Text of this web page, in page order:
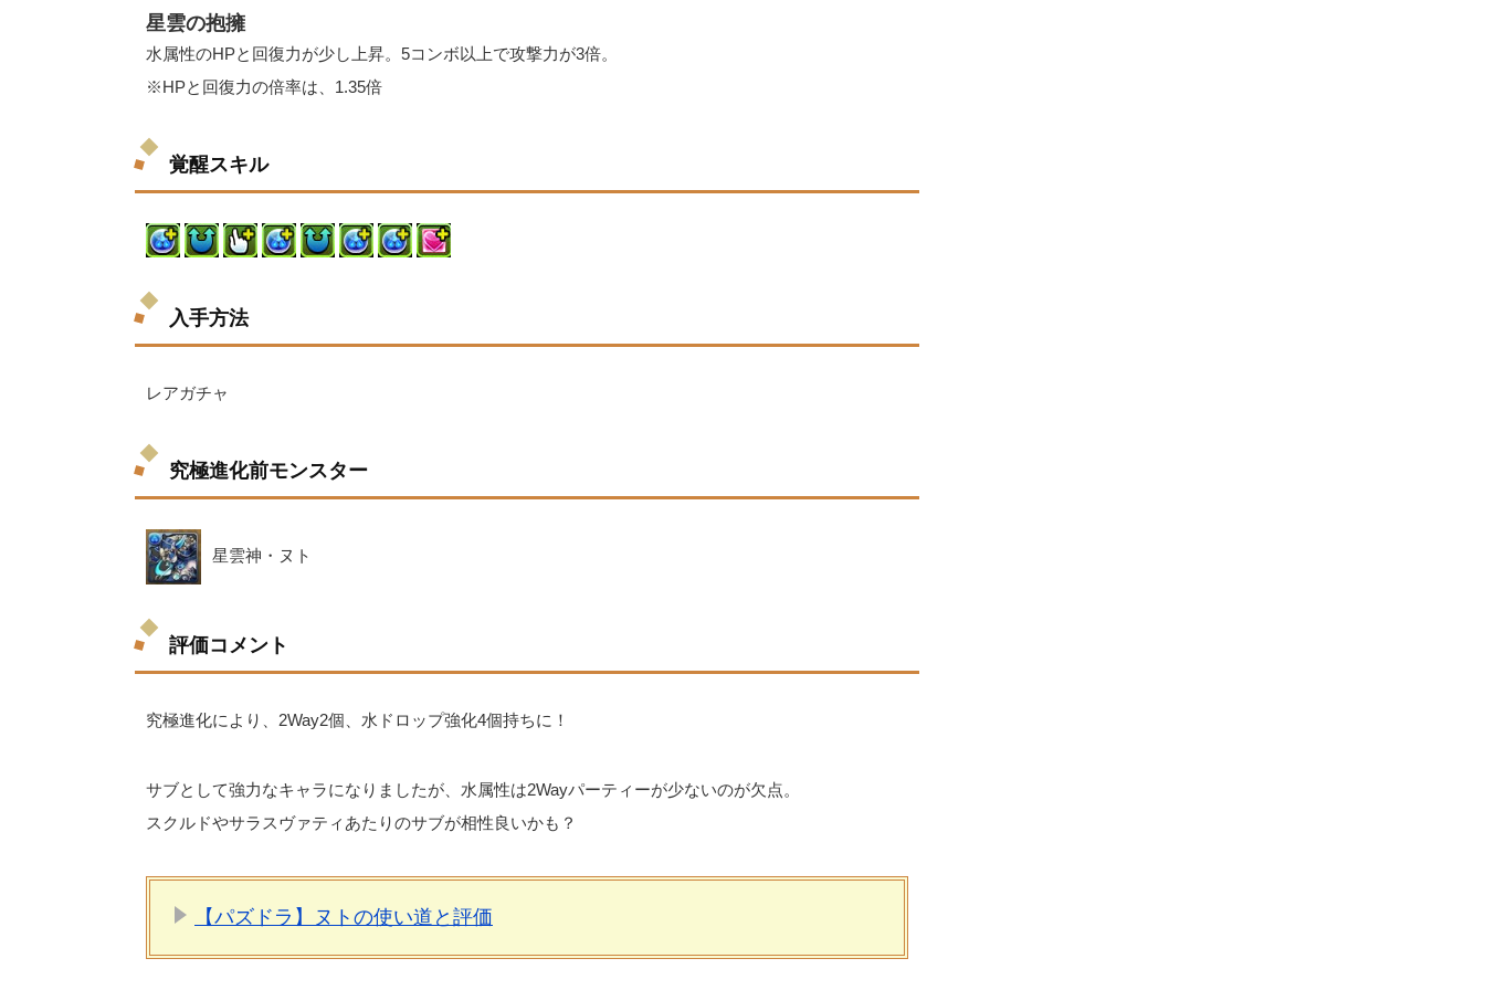
星雲の抱擁
水属性のHPと回復力が少し上昇。5コンボ以上で攻撃力が3倍。
※HPと回復力の倍率は、1.35倍
覚醒スキル
入手方法
レアガチャ
究極進化前モンスター
星雲神・ヌト
評価コメント
究極進化により、2Way2個、水ドロップ強化4個持ちに！
サブとして強力なキャラになりましたが、水属性は2Wayパーティーが少ないのが欠点。
スクルドやサラスヴァティあたりのサブが相性良いかも？
【パズドラ】ヌトの使い道と評価